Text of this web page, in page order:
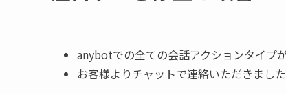
anybotでの全ての会話アクションタイプ
お客様よりチャットで連絡いただきまし